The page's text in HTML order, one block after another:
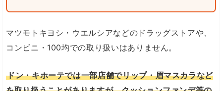
マツモトキヨシ・ウエルシアなどのドラッグストアや、
コンビニ・100均での取り扱いはありません。
ドン・キホーテでは一部店舗でリップ・眉マスカラなど